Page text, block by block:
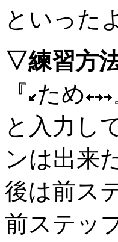
といった
▽練習方
『 ため
と入力し
ンは出来
後は前ス
前ステッ